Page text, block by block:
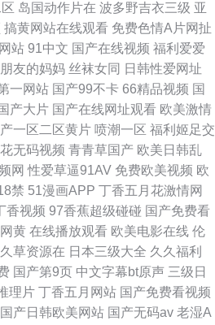
岛国动作片在 波多野吉衣三级 亚
搞黄网站在线观看 免费色情A片网扯
站 91中文 国产在线视频 福利爱爱
友的妈妈 丝袜女同 日韩性爱网址
一网站 国产99不卡 66精品视频 国
产大片 国产在线网址观看 欧美激情
一区二区黄片 喷潮一区 福利姬足交
无码视频 青青草国产 欧美日韩乱
网 性爱草逼91AV 免费欧美视频 欧
禁 51漫画APP 丁香五月花激情网
香视频 97香蕉超级碰碰 国产免费看
黄 在线播放观看 欧美电影在线 伦
久草资源在 日本三级大全 久久福利
国产第9页 中文字幕bt原声 三级日
理片 丁香五月网站 国产免费看视频
国产日韩欧美网站 国产无码av 老湿A